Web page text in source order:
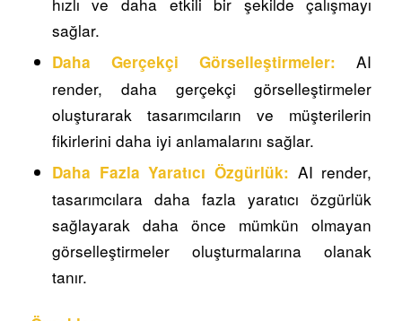
sağlar.
Daha Gerçekçi Görselleştirmeler: AI
render, daha gerçekçi görselleştirmeler
oluşturarak tasarımcıların ve müşterilerin
fikirlerini daha iyi anlamalarını sağlar.
Daha Fazla Yaratıcı Özgürlük: AI render,
tasarımcılara daha fazla yaratıcı özgürlük
sağlayarak daha önce mümkün olmayan
görselleştirmeler oluşturmalarına olanak
tanır.